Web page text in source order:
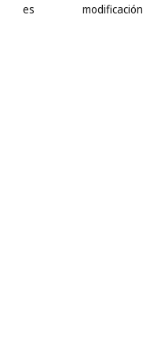
es modificación